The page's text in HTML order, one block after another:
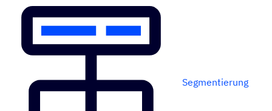
Segmentierung